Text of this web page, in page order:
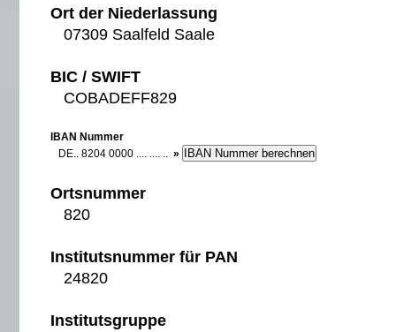
Ort der Niederlassung
07309 Saalfeld Saale
BIC / SWIFT
COBADEFF829
IBAN Nummer
DE.. 8204 0000 .... .... .. »
Ortsnummer
820
Institutsnummer für PAN
24820
Institutsgruppe